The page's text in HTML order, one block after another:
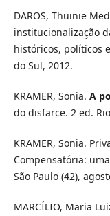
DAROS, Thuinie
institucionalização
históricos, políticos
do Sul, 2012.
KRAMER, Sonia. A
do disfarce. 2 ed.
KRAMER, Sonia.
Compensatória:
São Paulo (42),
MARCÍLIO, Maria